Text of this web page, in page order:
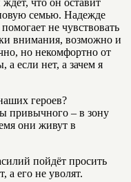
что он оставит
семью. Надежде
не чувствовать
внимания, возможно и
но некомфортно от
а если нет, а зачем я
героев?
привычного – в зону
они живут в
пойдёт просить
а его не уволят.